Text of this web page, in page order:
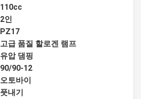
110cc
2인
PZ17
고급 품질 할로겐 램프
유압 댐핑
90/90-12
오토바이
풋내기